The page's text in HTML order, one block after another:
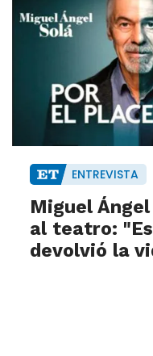
ENTREVISTA
Miguel
al teatro:
devolvió la